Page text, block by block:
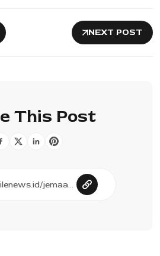
NEXT POST
This Post